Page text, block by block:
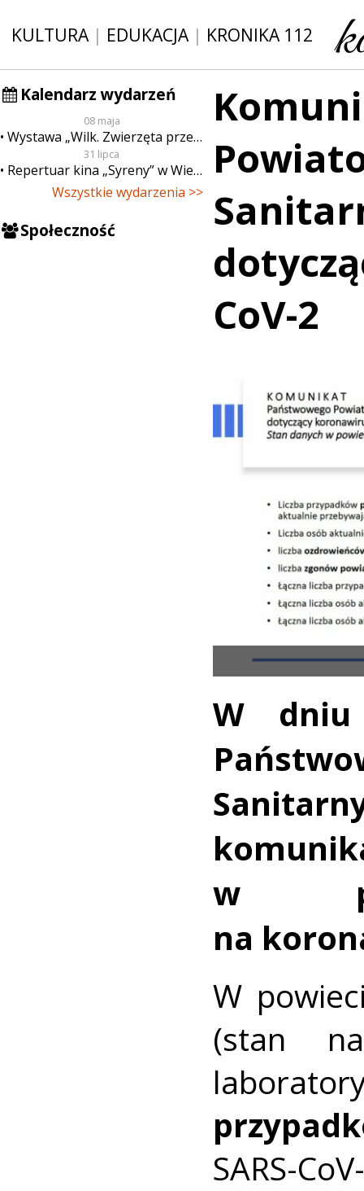
KULTURA| EDUKACJA| KRONIKA 112
Kalendarz wydarzeń
08 maja
Wystawa „Wilk. Zwierzęta przeklęte”
31 lipca
Repertuar kina „Syreny” w Wieluniu w dn. od 31 lipca do 6 sierpnia
Wszystkie wydarzenia >>
Społeczność
CoV-2
W
w
na
W
(stan
SARS-